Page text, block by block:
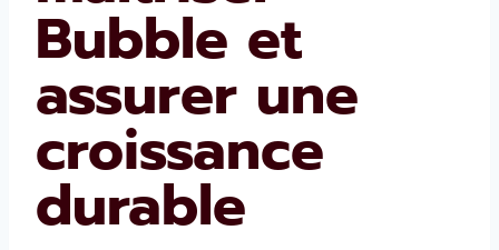
Bubble et
assurer une
croissance
durable